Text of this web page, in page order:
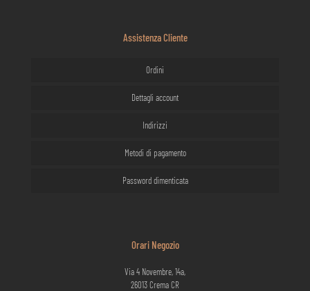
Assistenza Cliente
Ordini
Dettagli account
Indirizzi
Metodi di pagamento
Password dimenticata
Orari Negozio
Via 4 Novembre, 14a,
26013 Crema CR